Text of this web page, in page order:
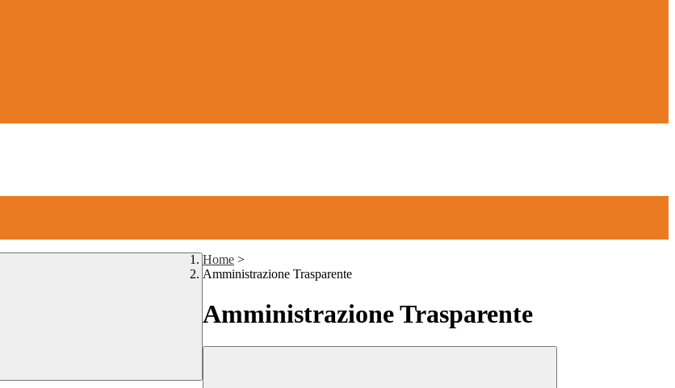
Home >
Amministrazione Trasparente
Amministrazione Trasparente